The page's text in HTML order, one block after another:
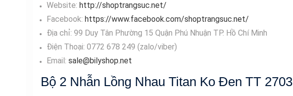
Website: http://shoptrangsuc.net/
Facebook: https://www.facebook.com/shoptrangsuc.net/
Địa chỉ: 99 Duy Tân Phường 15 Quận Phú Nhuận TP. Hồ Chí Minh
Điện Thoại: 0772 678 249 (zalo/viber)
Email: sale@bilyshop.net
Bộ 2 Nhẫn Lồng Nhau Titan Ko Đen TT 2703